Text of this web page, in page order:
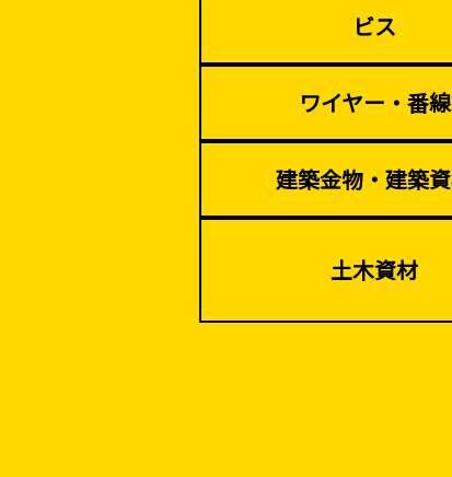
イベント設置・
バリケード（保安）
ビス
ワイヤー・番線
建築金物・建築
土木資材